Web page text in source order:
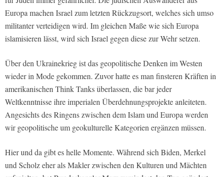
Europa machen Israel zum letzten Rückzugsort, welches sich umso
militanter verteidigen wird. Im gleichen Maße wie sich Europa
islamisieren lässt, wird sich Israel gegen diese zur Wehr setzen.
Über den Ukrainekrieg ist das geopolitische Denken im Westen
wieder in Mode gekommen. Zuvor hatte es man finsteren Kräften in
amerikanischen Think Tanks überlassen, die bar jeder
Weltkenntnisse ihre imperialen Überdehnungsprojekte anleiteten.
Angesichts des Ringens zwischen dem Islam und Europa werden
wir geopolitische um geokulturelle Kategorien ergänzen müssen.
Hier und da gibt es helle Momente. Während sich Biden, Merkel
und Scholz eher als Makler zwischen den Kulturen und Mächten